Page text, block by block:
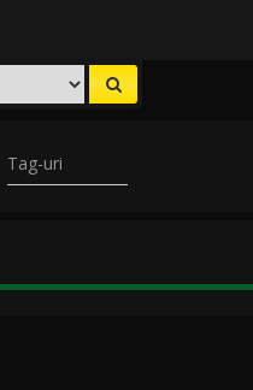
Tag-uri